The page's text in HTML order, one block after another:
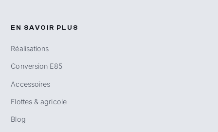
EN SAVOIR PLUS
Réalisations
Conversion E85
Accessoires
Flottes & agricole
Blog